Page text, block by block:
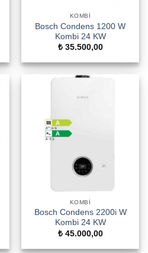
KOMBI
Bosch Condens 1200 W
Kombi 24 KW
₺35.500,00
KOMBI
Bosch Condens 2200i W
Kombi 24 KW
₺45.000,00